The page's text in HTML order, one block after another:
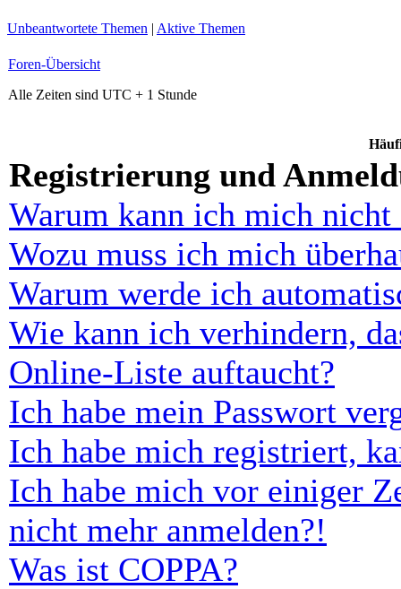
Unbeantwortete Themen | Aktive Themen
Foren-Übersicht
Alle Zeiten sind UTC + 1 Stunde
Registrierung und
Warum kann ich mich nicht
Wozu muss ich mich
Warum werde ich
Wie kann ich verhindern,
Online-Liste auftaucht?
Ich habe mein Passwort
Ich habe mich registriert,
Ich habe mich vor einiger
nicht mehr anmelden?!
Was ist COPPA?